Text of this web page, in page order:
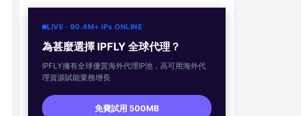
LIVE · 90.4M+ IPs ONLINE
為甚麼選擇 IPFLY 全球代理？
IPFLY擁有全球優質海外代理IP池，高可用海外代
理資源賦能業務增長
免費試用 500MB